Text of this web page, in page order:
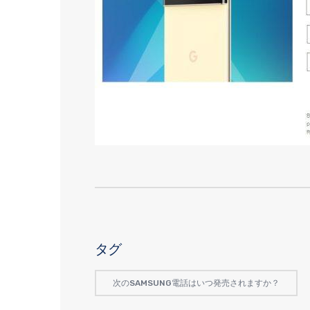
タグ
次のSAMSUNG電話はいつ発売されますか？